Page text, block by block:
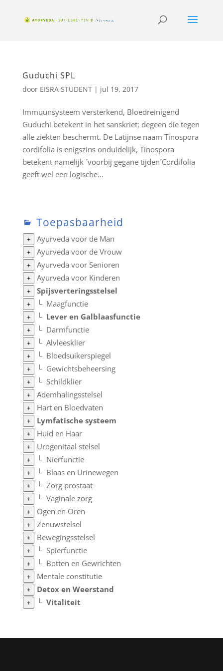
Guduchi SPL
door EISRA STUDENT| jul 19, 2017
Immuunsysteem versterkend, Bloedreinigend
Guduchi betekent in het sanskriet; degeen die tegen
alle ziekten beschermt. De Latijnse naam Tinospora
cordifolia is enigszins onduidelijk, Tinospora
betekent namelijk ´voorbij gegane tijden´Cordifolia
geeft wel een logische...
Toepasbaarheid
+ Ayurveda voor de Man
+ Ayurveda voor de Vrouw
+ Ayurveda voor Senioren
+ Ayurveda voor Kinderen
+ Spijsverteringsstelsel
+ └ Maagfunctie
+ └ Lever en Galblaasfunctie
+ └ Darmfunctie
+ └ Alvleesklier
+ └ Bloedsuikerspiegel
+ └ Gewichtsbeheersing
+ └ Schildklier
+ Ademhalingsstelsel
+ Hart en Bloedvaten
+ Lymfatische systeem
+ Huid en Haar
+ Urogenitaal stelsel
+ └ Nierfunctie
+ └ Blaas en Urinewegen
+ └ Zorg prostaat
+ └ Vaginale zorg
+ Ogen en Oren
+ Zenuwstelsel
+ Bewegingsstelsel
+ └ Spierfunctie
+ └ Botten en Gewrichten
+ Mentale constitutie
+ Detox en Weerstand
+ └ Vitaliteit